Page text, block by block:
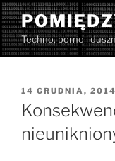
Przejdź
do
treściTechno, porno i
OPUBLIKOWANE
W
14 GRUDNIA, 2014